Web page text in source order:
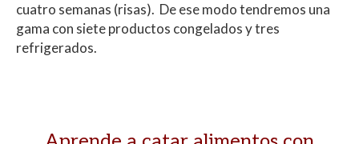
cuatro semanas (risas). De ese modo tendremos una
gama con siete productos congelados y tres
refrigerados.